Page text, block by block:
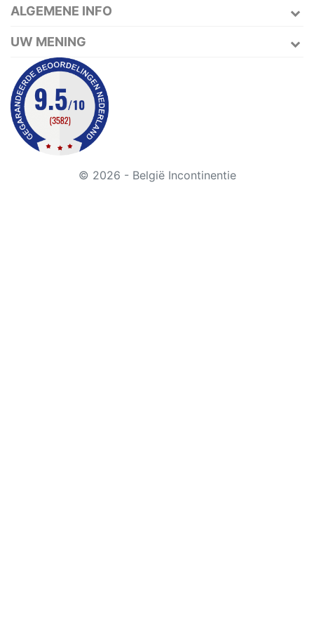
ALGEMENE INFO
UW MENING
© 2026 - België Incontinentie